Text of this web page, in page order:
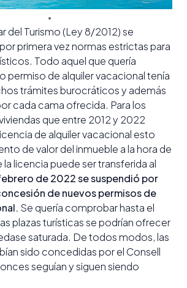
del Turismo (Ley 8/2012) se
primera vez normas estrictas para
Todo aquel que quería
permiso de alquiler vacacional tenía
trámites burocráticos y además
cada cama ofrecida. Para los
que entre 2012 y 2022
de alquiler vacacional esto
de valor del inmueble a la hora de
licencia puede ser transferida al
de 2022 se suspendió por
de nuevos permisos de
Se quería comprobar hasta el
plazas turísticas se podrían ofrecer
saturada. De todos modos, las
sido concedidas por el Consell
seguían y siguen siendo